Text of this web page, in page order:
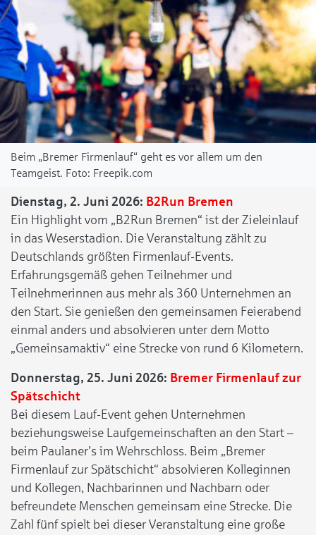
Beim „Bremer Firmenlauf“ geht es vor allem um den
Teamgeist.
Freepik.com
Dienstag, 2. Juni 2026: B2Run Bremen
Ein Highlight vom „B2Run Bremen“ ist der Zieleinlauf
in das Weserstadion. Die Veranstaltung zählt zu
Deutschlands größten Firmenlauf-Events.
Erfahrungsgemäß gehen Teilnehmer und
Teilnehmerinnen aus mehr als 360 Unternehmen an
den Start. Sie genießen den gemeinsamen Feierabend
einmal anders und absolvieren unter dem Motto
„Gemeinsamaktiv“ eine Strecke von rund 6 Kilometern.
Donnerstag, 25. Juni 2026: Bremer Firmenlauf zur
Spätschicht
Bei diesem Lauf-Event gehen Unternehmen
beziehungsweise Laufgemeinschaften an den Start –
beim Paulaner’s im Wehrschloss. Beim „Bremer
Firmenlauf zur Spätschicht“ absolvieren Kolleginnen
und Kollegen, Nachbarinnen und Nachbarn oder
befreundete Menschen gemeinsam eine Strecke. Die
Zahl fünf spielt bei dieser Veranstaltung eine große